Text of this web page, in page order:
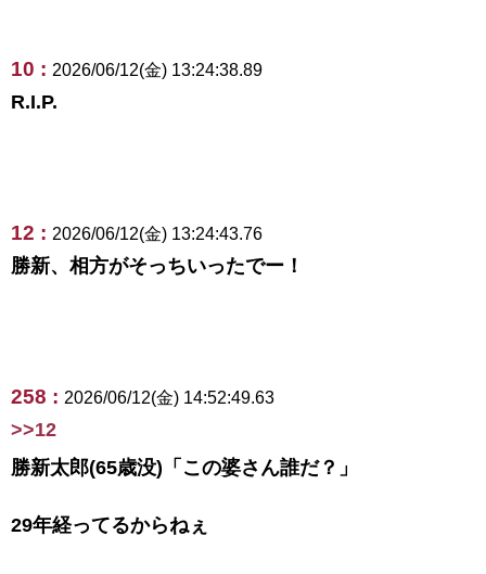
10 : 2026/06/12(金) 13:24:38.89
R.I.P.
12 : 2026/06/12(金) 13:24:43.76
勝新、相方がそっちいったでー！
258 : 2026/06/12(金) 14:52:49.63
>>12
勝新太郎(65歳没)「この婆さん誰だ？」
29年経ってるからねぇ